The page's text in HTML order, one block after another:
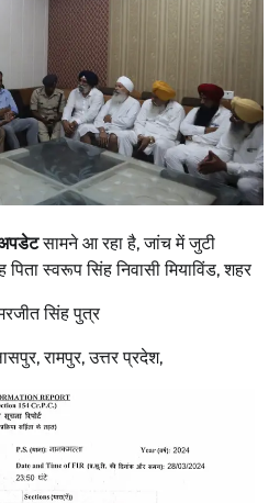
सामने आ रहा है, जांच में जुटी
स्वरूप सिंह निवासी मियाविंड, शहर
सिंह पुत्र
रामपुर, उत्तर प्रदेश,